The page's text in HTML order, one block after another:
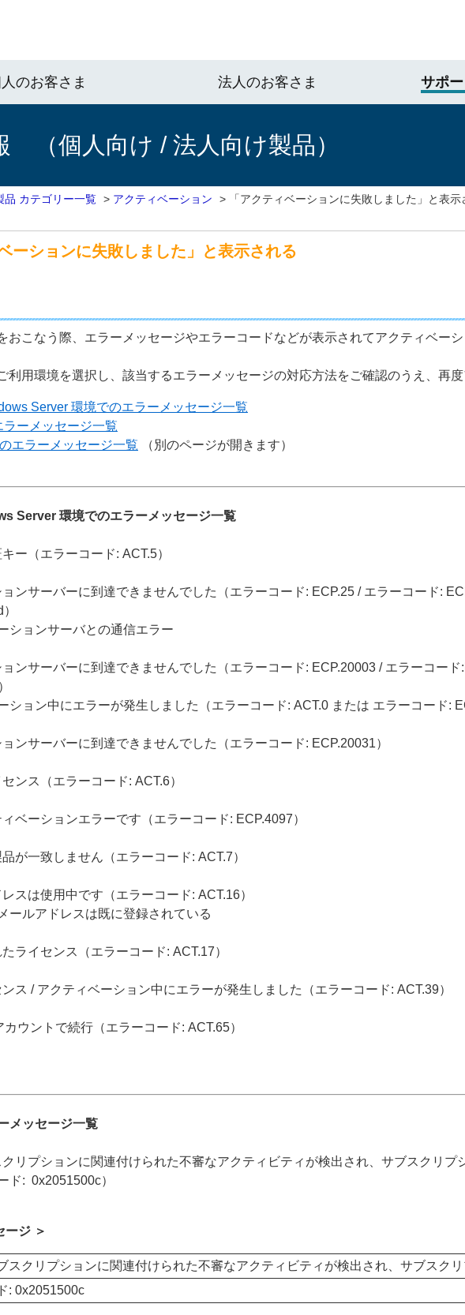
のお客さま 法人のお客さま サポー
（個人向け / 法人向け製品）
品 カテゴリー一覧 > アクティベーション > 「アクティベーションに失敗しました」と表示
ーションに失敗しました」と表示される
おこなう際、エラーメッセージやエラーコードなどが表示されてアクティベー
利用環境を選択し、該当するエラーメッセージの対応方法をご確認のうえ、再
Server 環境でのエラーメッセージ一覧
ラーメッセージ一覧
エラーメッセージ一覧 （別のページが開きます）
Server 環境でのエラーメッセージ一覧
ー（エラーコード: ACT.5）
ンサーバーに到達できませんでした（エラーコード: ECP.25 / エラーコード:
ションサーバとの通信エラー
ンサーバーに到達できませんでした（エラーコード: ECP.20003 / エラーコー
ション中にエラーが発生しました（エラーコード: ACT.0 または エラーコード:
ンサーバーに到達できませんでした（エラーコード: ECP.20031）
ンス（エラーコード: ACT.6）
ベーションエラーです（エラーコード: ECP.4097）
が一致しません（エラーコード: ACT.7）
スは使用中です（エラーコード: ACT.16）
ールアドレスは既に登録されている
ライセンス（エラーコード: ACT.17）
ス / アクティベーション中にエラーが発生しました（エラーコード: ACT.39）
ウントで続行（エラーコード: ACT.65）
メッセージ一覧
リプションに関連付けられた不審なアクティビティが検出され、サブスクリプ
ド: 0x2051500c）
ージ ＞
スクリプションに関連付けられた不審なアクティビティが検出され、サブスク
: 0x2051500c